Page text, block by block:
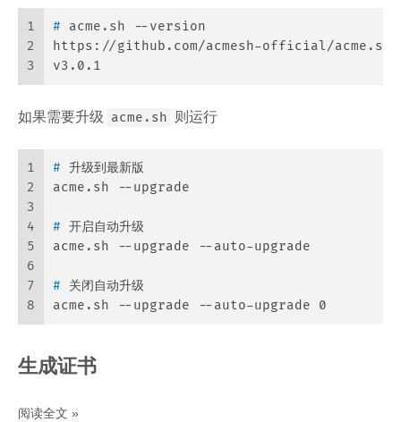
1
2
3
# acme.sh --version
https://github.com/acmesh-official/acme.sh
v3.0.1
如果需要升级 acme.sh 则运行
1
2
3
4
5
6
7
8
# 升级到最新版
acme.sh --upgrade
# 开启自动升级
acme.sh --upgrade --auto-upgrade
# 关闭自动升级
acme.sh --upgrade --auto-upgrade 0
生成证书
阅读全文 »